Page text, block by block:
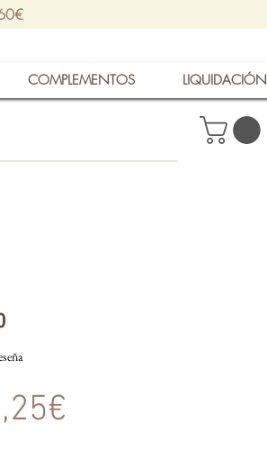
COMPLEMENTOS LIQUIDACIÓN
es de 5.0 de 5 estrellas